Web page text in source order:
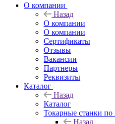
О компании
Назад
О компании
О компании
Сертификаты
Отзывы
Вакансии
Партнеры
Реквизиты
Каталог
Назад
Каталог
Токарные станки по
Назад